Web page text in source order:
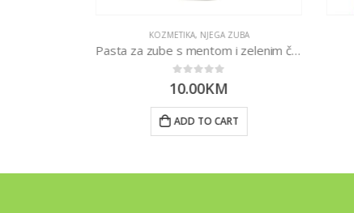
KOZMETIKA, NJEGA ZUBA
Pasta za zube s mentom i zelenim čajem 75ml
0 out of 5
10.00KM
ADD TO CART